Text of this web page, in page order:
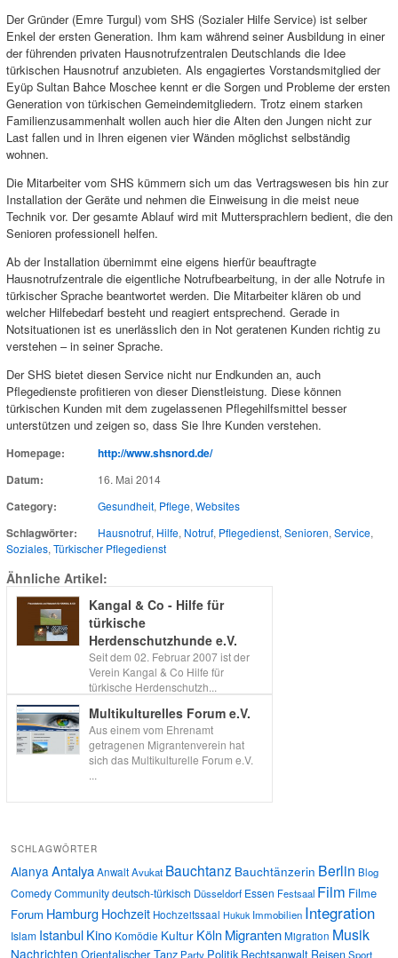
Der Gründer (Emre Turgul) vom SHS (Sozialer Hilfe Service) ist selber
Enkel der ersten Generation. Ihm kam während seiner Ausbildung in einer
der führenden privaten Hausnotrufzentralen Deutschlands die Idee
türkischen Hausnotruf anzubieten. Als engagiertes Vorstandsmitglied der
Eyüp Sultan Bahce Moschee kennt er die Sorgen und Probleme der ersten
Generation von türkischen Gemeindemitgliedern. Trotz einem starken
Familienzusammenhalt wollen auch hier die Alten den Jungen nicht zur
Last fallen und in Ihren eigenen vier Wänden möglichst selbständig
wohnen.
Die Mitarbeiter vom SHS kümmern sich um das Vertragswesen bis hin zur
Installation der Geräte und nehmen die Einweisung in die meist neue
Technik vor. Der gesamte Ablauf wird mit Muttersprachlern bedient, die den
Senioren professionell helfen.
Ab der Installation übernimmt eine eigens hierfür beauftragte
Hausnotrufzentrale die eigentliche Notrufbearbeitung, in der alle Notrufe in
türkischer Sprache beantwortet werden. Die Mitarbeiter klären ob und
welcher Hilfebedarf besteht und reagiert entsprechend. Gerade in
Notsituationen ist es unerlässlich den in Not geratenen Kunden richtig zu
verstehen – in seiner Sprache.
Der SHS bietet diesen Service nicht nur Endkunden an, auch
Pflegedienste profitieren von dieser Dienstleistung. Diese können
türkischen Kunden mit dem zugelassenen Pflegehilfsmittel besser
unterstützen und zeigen so, dass Sie Ihre Kunden verstehen.
Homepage:
http://www.shsnord.de/
Datum:
16. Mai 2014
Category: Gesundheit, Pflege, Websites
Schlagwörter: Hausnotruf, Hilfe, Notruf, Pflegedienst, Senioren, Service,
Soziales, Türkischer Pflegedienst
Ähnliche Artikel:
Kangal & Co - Hilfe für
türkische
Herdenschutzhunde e.V.
Seit dem 02. Februar 2007 ist der
Verein Kangal & Co Hilfe für
türkische Herdenschutzh...
Multikulturelles Forum e.V.
Aus einem vom Ehrenamt
getragenen Migrantenverein hat
sich das Multikulturelle Forum e.V.
...
SCHLAGWÖRTER
Alanya AntalyaAnwaltAvukat Bauchtanz Bauchtänzerin Berlin Blog
ComedyCommunitydeutsch-türkisch Düsseldorf Essen Festsaal Film Filme
Forum Hamburg Hochzeit Hochzeitssaal Hukuk Immobilien Integration
Islam IstanbulKino Komödie Kultur Köln MigrantenMigration Musik
Nachrichten Orientalischer Tanz Party Politik Rechtsanwalt ReisenSport